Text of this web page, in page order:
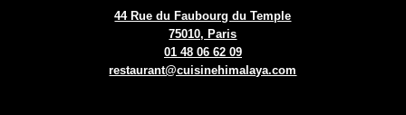
44 Rue du Faubourg du Temple
75010, Paris
01 48 06 62 09
restaurant@cuisinehimalaya.com